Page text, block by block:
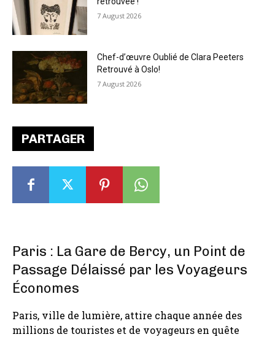
PARTAGER
Paris : La Gare de Bercy, un Point de
Passage Délaissé par les Voyageurs
Économes
Paris, ville de lumière, attire chaque année des
millions de touristes et de voyageurs en quête
7 August 2026
Chef-d’œuvre Oublié de Clara Peeters
Retrouvé à Oslo!
7 August 2026